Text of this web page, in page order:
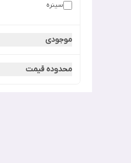
سینره
موجودی
محدوده قیمت